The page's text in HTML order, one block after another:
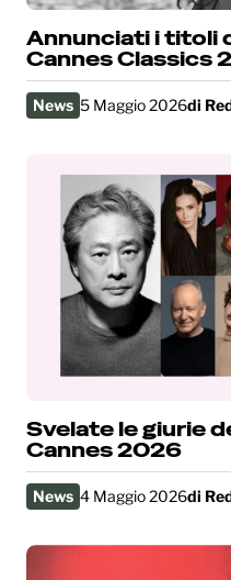
Annunciati i titoli
Cannes Classics
News 5 Maggio 2026di
Svelate le giurie
Cannes 2026
News 4 Maggio 2026di